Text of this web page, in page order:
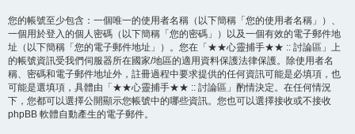
您的帳號至少包含：一個唯一的使用者名稱（以下簡稱「您的使用者名稱」）、
一個用於登入的個人密碼（以下簡稱「您的密碼」）以及一個有效的電子郵件地
址（以下簡稱「您的電子郵件地址」）。您在「★★心靈捕手★★ :: 討論區」上
的帳號資訊受我們伺服器所在國家/地區的適用資料保護法律保護。除使用者名
稱、密碼和電子郵件地址外，註冊過程中要求提供的任何資訊可能是必填項，也
可能是選填項，具體由「★★心靈捕手★★ :: 討論區」酌情決定。在任何情況
下，您都可以選擇公開顯示您帳號中的哪些資訊。您也可以選擇接收或不接收
phpBB 軟體自動產生的電子郵件。